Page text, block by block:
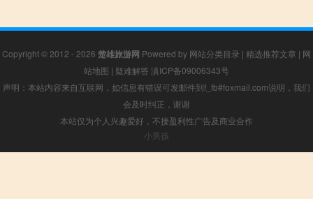
Copyright © 2012 - 2026 楚雄旅游网 Powered by 网站分类目录 | 精选推荐文章 | 网
站地图 | 疑难解答 滇ICP备09006343号
声明：本站内容来自互联网，如信息有错误可发邮件到f_fb#foxmail.com说明，我们
会及时纠正，谢谢
本站仅为个人兴趣爱好，不接盈利性广告及商业合作
小男孩